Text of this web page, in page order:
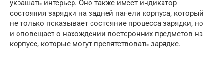
украшать интерьер. Оно также имеет индикатор
состояния зарядки на задней панели корпуса, который
не только показывает состояние процесса зарядки, но
и оповещает о нахождении посторонних предметов на
корпусе, которые могут препятствовать зарядке.